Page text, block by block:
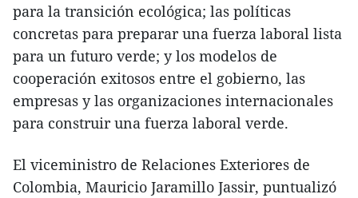
para la transición ecológica; las políticas
concretas para preparar una fuerza laboral lista
para un futuro verde; y los modelos de
cooperación exitosos entre el gobierno, las
empresas y las organizaciones internacionales
para construir una fuerza laboral verde.
El viceministro de Relaciones Exteriores de
Colombia, Mauricio Jaramillo Jassir, puntualizó